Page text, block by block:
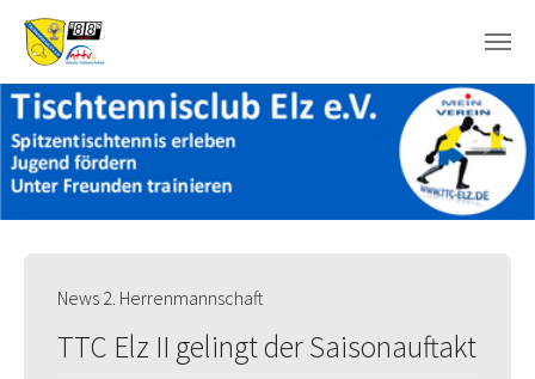
Skip to main content
News 2. Herrenmannschaft
TTC Elz II gelingt der Saisonauftakt